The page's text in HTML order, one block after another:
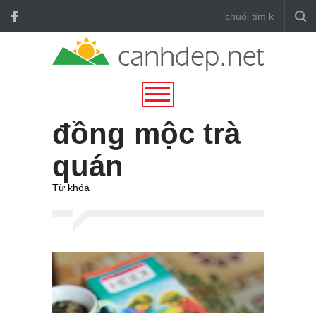
đồng mộc trà
quán
Từ khóa